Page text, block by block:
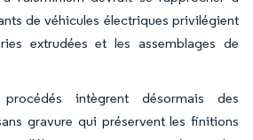
de véhicules électriques privilégient
extrudées et les assemblages de
intègrent désormais des
gravure qui préservent les finitions